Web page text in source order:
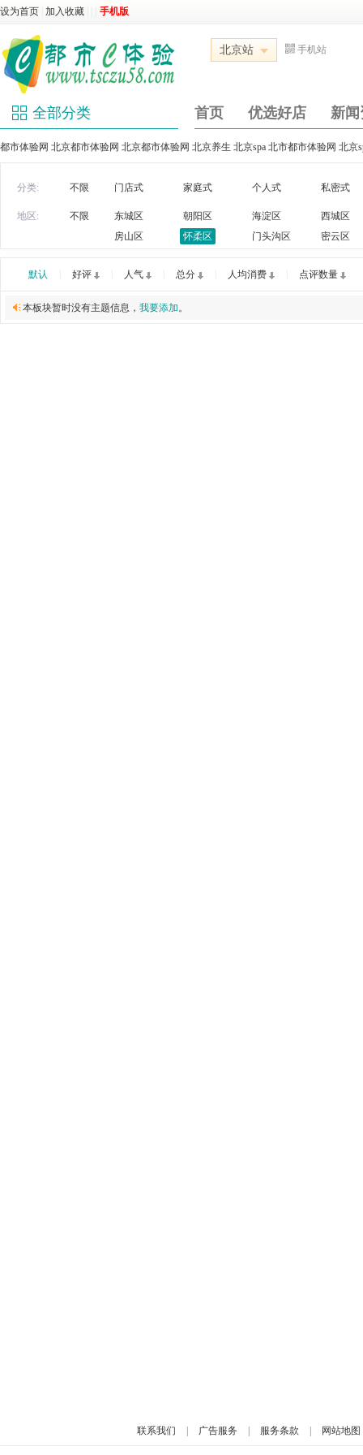
设为首页 加入收藏 手机版
北京站 手机站
全部分类 首页 优选好店 新闻
都市体验网 北京都市体验网 北京都市体验网 北京养生 北京spa 北市都市体验网 北京
分类: 不限 门店式 家庭式 个人式 私密式
地区: 不限 东城区 朝阳区 海淀区
西城区
房山区
怀柔区 门头沟区 密云区
默认 好评 人气 总分 人均消费 点评数量
本板块暂时没有主题信息， 我要添加。
联系我们 广告服务 服务条款 网站地图